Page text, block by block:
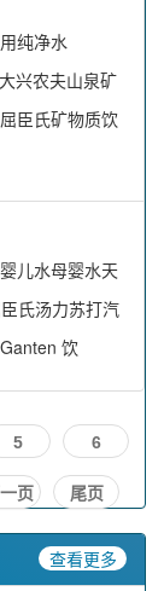
纯净水
兴农夫山泉矿
臣氏矿物质饮
儿水母婴水天
氏汤力苏打汽
饮
5 6
页 尾页
查看更多